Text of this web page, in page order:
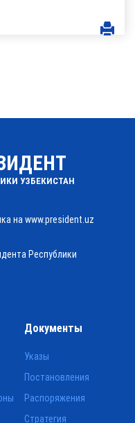
УЗБЕКИСТАН
на www.president.uz
Республики
Документы
Указы
Постановления
Распоряжения
Стратегия